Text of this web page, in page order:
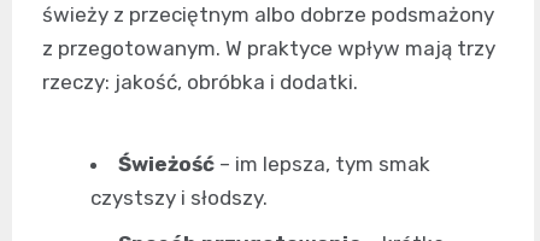
świeży z przeciętnym albo dobrze podsmażony
z przegotowanym. W praktyce wpływ mają trzy
rzeczy: jakość, obróbka i dodatki.
Świeżość – im lepsza, tym smak
czystszy i słodszy.